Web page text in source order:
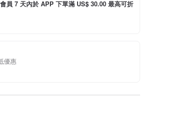
員 7 天內於 APP 下單滿 US$ 30.00 最高可折
優惠